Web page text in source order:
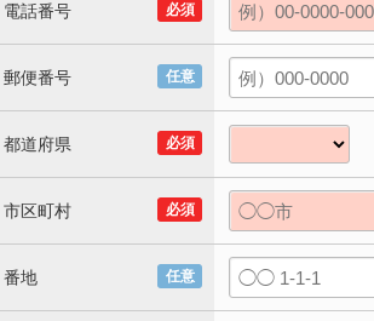
必須
電話番号
任意
郵便番号
必須
都道府県
必須
市区町村
任意
番地